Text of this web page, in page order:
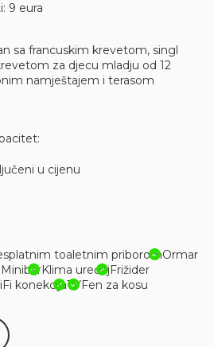
9 eura
sa francuskim krevetom, singl
za djecu mladju od 12
namještajem i terasom
u cijenu
toaletnim priboromOrmar
MinibarKlima uređajFrižider
konekcijaTVFen za kosu